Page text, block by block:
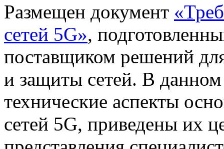
Размещен документ
сетей 5G»,
поставщиком решений
и защиты сетей. В
технические аспекты
сетей 5G, приведены их